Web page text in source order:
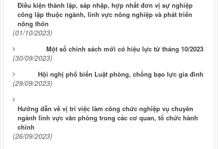
Điều kiện thành lập, sáp nhập, hợp nhất đơn vị sự nghiệp
công lập thuộc ngành, lĩnh vực nông nghiệp và phát triển
nông thôn
(01/10/2023)
Một số chính sách mới có hiệu lực từ tháng 10/2023
(30/09/2023)
Hội nghị phổ biến Luật phòng, chống bạo lực gia đình
(29/09/2023)
Hướng dẫn về vị trí việc làm công chức nghiệp vụ chuyên
ngành lĩnh vực văn phòng trong các cơ quan, tổ chức hành
chính
(26/09/2023)